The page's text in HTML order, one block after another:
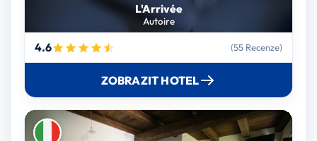
L'Arrivée
Autoire
4.6 (55 Recenze)
ZOBRAZIT HOTEL